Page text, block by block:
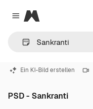
Close menu
Magnific
Ein KI-Bild erstellen
PSD - Sankranti